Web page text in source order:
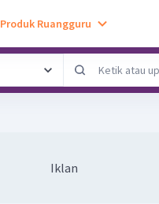
Produk Ruangguru
Iklan